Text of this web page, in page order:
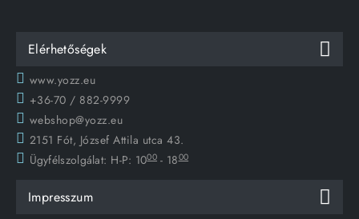
Elérhetőségek
www.yozz.eu
+36-70 / 882-9999
webshop@yozz.eu
2151 Fót, József Attila utca 43.
Ügyfélszolgálat: H-P: 1000 - 1800
Impresszum